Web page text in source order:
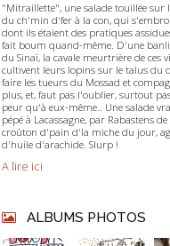
"Mitraillette", une salade touillée sur
du ch'min d'fer à la con, qui
dont ils étaient des pratiques
fait boum quand-même. D'une
du Sinaï, la cavale meurtrière de
cultivent leurs lopins sur le talus du
faire les tueurs du Mossad et
plus, et, faut pas l'oublier, surtout
peur qu'à eux-même.. Une salade
pépé à Lacassagne, par Rabastens
croûton d'pain d'la miche du jour,
d'huile d'arachide. Slurp !
A lire ici
ALBUMS PHOTOS